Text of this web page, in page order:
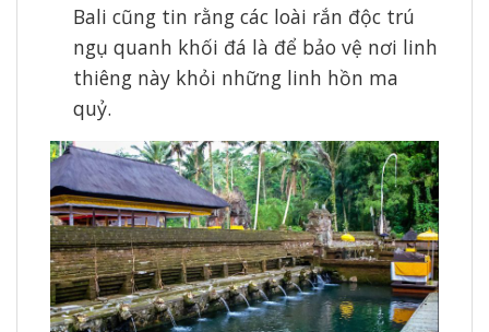
Bali cũng tin rằng các loài rắn độc trú
ngụ quanh khối đá là để bảo vệ nơi linh
thiêng này khỏi những linh hồn ma
quỷ.